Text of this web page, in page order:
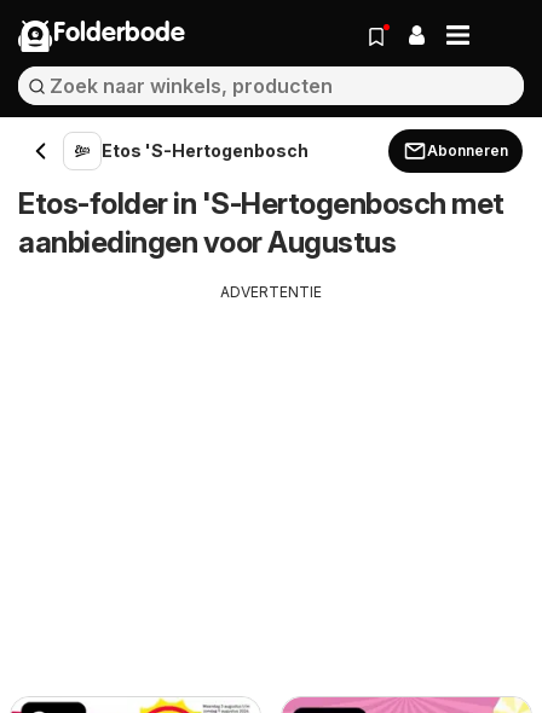
Folderbode
Etos 'S-Hertogenbosch Abonneren
Etos-folder in 'S-Hertogenbosch met
aanbiedingen voor Augustus
ADVERTENTIE